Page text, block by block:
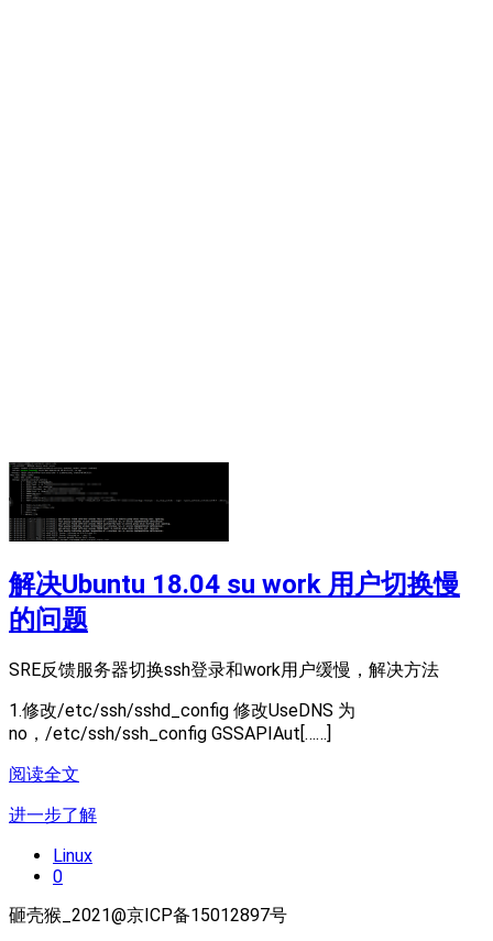
解决Ubuntu 18.04 su work 用户切换慢
的问题
SRE反馈服务器切换ssh登录和work用户缓慢，解决方法
1.修改/etc/ssh/sshd_config 修改UseDNS 为
no，/etc/ssh/ssh_config GSSAPIAut[……]
阅读全文
进一步了解
Linux
0
砸壳猴_2021@京ICP备15012897号